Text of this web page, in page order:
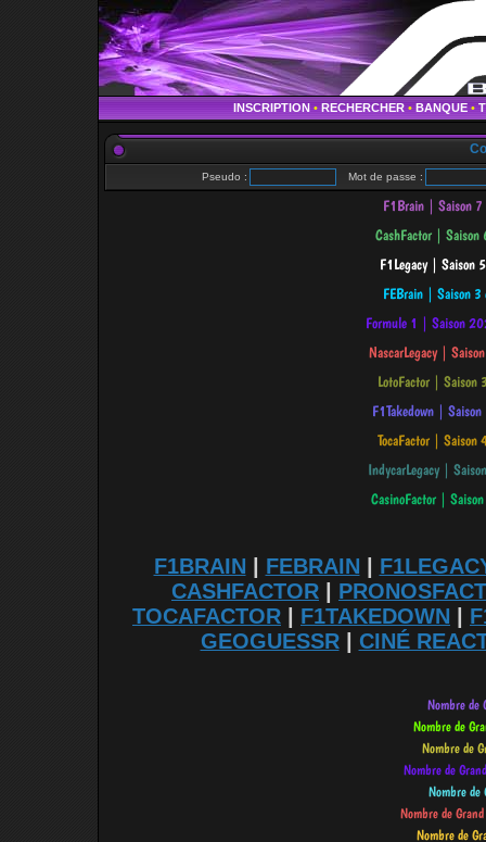
INSCRIPTION • RECHERCHER • BANQUE •
Pseudo : Mot de passe :
F1BRAIN FEBRAIN
CASHFACTOR
TOCAFACTOR
F1TAKEDOWN
GEOGUESSR| CINÉ